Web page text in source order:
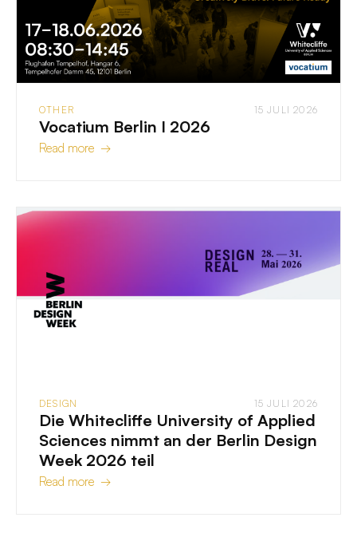
OTHER 15 JULI 2026
Vocatium Berlin I 2026
Read more →
DESIGN 15 JULI 2026
Die Whitecliffe University of Applied
Sciences nimmt an der Berlin Design
Week 2026 teil
Read more →